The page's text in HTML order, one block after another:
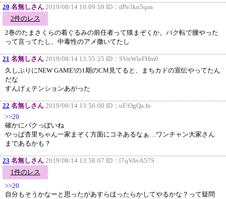
20 名無しさん 2019/08/14 10:09:59 ID： dPe3kn5qaa
2件のレス
2巻のたまさくらの着ぐるみの前任者って獏まぞくか。バク転で腰やった
って言ってたし、中毒性のアメ撒いてたし
21 名無しさん 2019/08/14 13:55:25 ID： SVnWleFHm0
久しぶりにNEW GAME!の1期のCM見てると、まちカドの宣伝やってたん
だな
すんげぇテンションあがった
22 名無しさん 2019/08/14 13:56:00 ID： uF/OgQa.fn
>>20
確かにバクっぽいね
やっぱ杏里ちゃん一家まぞく方面にコネあるなぁ…ワンチャン大家さん
まであるかも？
23 名無しさん 2019/08/14 13:58:07 ID： l7qVAvA57S
1件のレス
>>20
自分もそうかなーと思ったがあすらほったらかしてやるかな？って疑問